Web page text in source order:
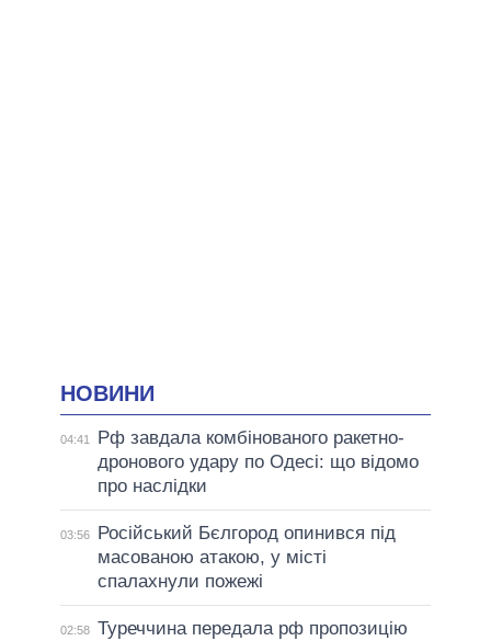
НОВИНИ
04:41
Рф завдала комбінованого ракетно-
дронового удару по Одесі: що відомо
про наслідки
03:56
Російський Бєлгород опинився під
масованою атакою, у місті
спалахнули пожежі
02:58 Туреччина передала рф пропозицію